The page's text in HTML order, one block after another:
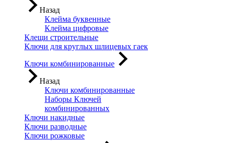
Назад
Клейма буквенные
Клейма цифровые
Клещи строительные
Ключи для круглых шлицевых гаек
Ключи комбинированные
Назад
Ключи комбинированные
Наборы Ключей
комбинированных
Ключи накидные
Ключи разводные
Ключи рожковые